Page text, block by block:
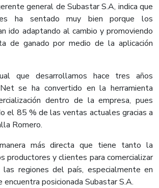
general de Subastar S.A, indica que
ha sentado muy bien porque los
ido adaptando al cambio y promoviendo
de ganado por medio de la aplicación
que desarrollamos hace tres años
se ha convertido en la herramienta
dentro de la empresa, pues
el 85 % de las ventas actuales gracias a
Romero.
más directa que tiene tanto la
productores y clientes para comercializar
regiones del país, especialmente en
posicionada Subastar S.A.